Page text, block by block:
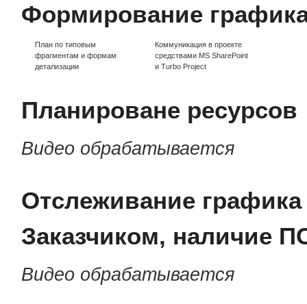
Формирование
План по типовым
фрагментам и формам
детализации
Коммуникация в проекте
средствами MS SharePoint
и Turbo Project
Планироване ресурсов
Видео обрабатывается
Отслеживание
Заказчиком, наличие
Видео обрабатывается